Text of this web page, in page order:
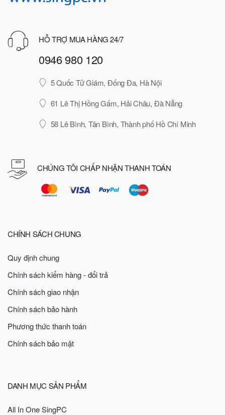
HỖ TRỢ MUA HÀNG 24/7
0946 980 120
5 Quốc Tử Giám, Đống Đa, Hà Nội
61 Lê Thị Hồng Gấm, Hải Châu, Đà Nẵng
58 Lê Bình, Tân Bình, Thành phố Hồ Chí Minh
CHÚNG TÔI CHẤP NHẬN THANH TOÁN
CHÍNH SÁCH CHUNG
Quy định chung
Chính sách kiểm hàng - đổi trả
Chính sách giao nhận
Chính sách bảo hành
Phương thức thanh toán
Chính sách bảo mật
DANH MỤC SẢN PHẨM
All In One SingPC